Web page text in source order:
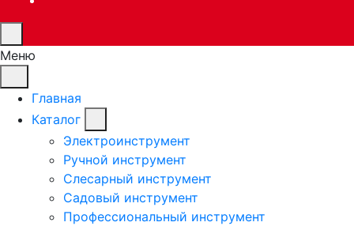
Меню
Главная
Каталог
Электроинструмент
Ручной инструмент
Слесарный инструмент
Садовый инструмент
Профессиональный инструмент